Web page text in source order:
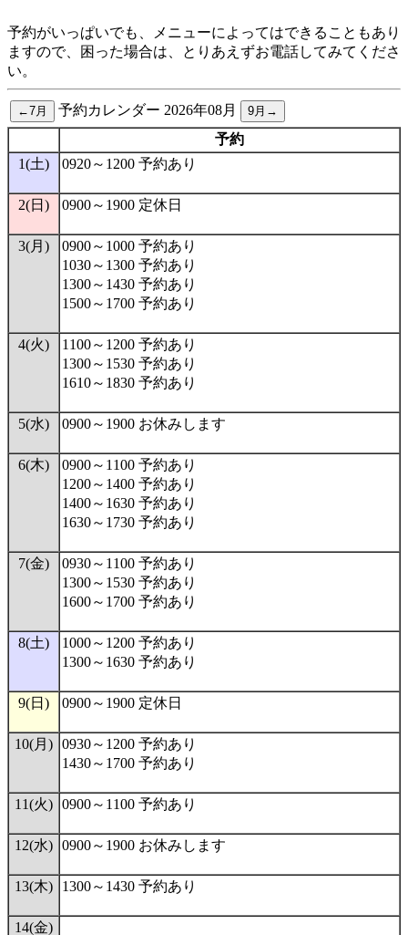
予約がいっぱいでも、メニューによってはできることもあり
ますので、困った場合は、とりあえずお電話してみてくださ
い。
予約カレンダー 2026年08月
予約
1(土)
0920～1200 予約あり
2(日) 0900～1900 定休日
3(月)
0900～1000 予約あり
1030～1300 予約あり
1300～1430 予約あり
1500～1700 予約あり
4(火)
1100～1200 予約あり
1300～1530 予約あり
1610～1830 予約あり
5(水) 0900～1900 お休みします
6(木)
0900～1100 予約あり
1200～1400 予約あり
1400～1630 予約あり
1630～1730 予約あり
7(金)
0930～1100 予約あり
1300～1530 予約あり
1600～1700 予約あり
8(土)
1000～1200 予約あり
1300～1630 予約あり
9(日) 0900～1900 定休日
10(月) 0930～1200 予約あり
1430～1700 予約あり
11(火) 0900～1100 予約あり
12(水) 0900～1900 お休みします
13(木) 1300～1430 予約あり
14(金)